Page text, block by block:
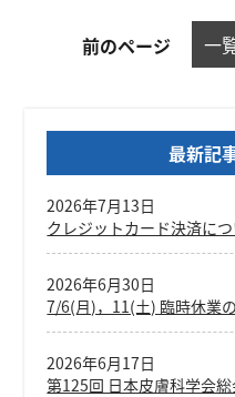
前のページ 一
最新記
クレジットカード決済に
2026年7月13日
7/6(月)，11(土) 臨時休業
2026年6月30日
第125回 日本皮膚科学会
2026年6月17日